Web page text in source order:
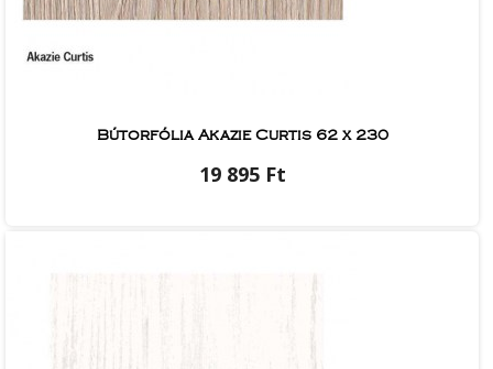
Bútorfólia Akazie Curtis 62 x 230
19 895 Ft